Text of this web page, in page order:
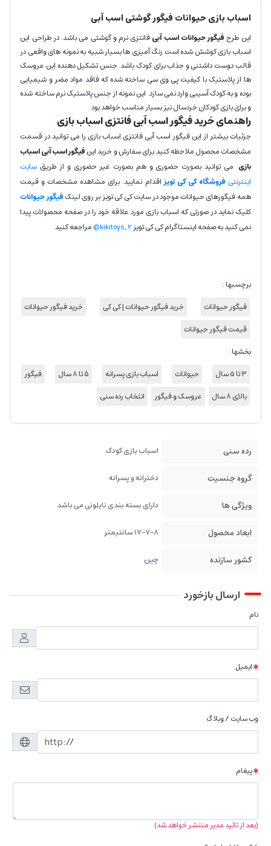
اسباب بازی حیوانات فیگور گوشتی اسب آبی
این طرح فیگور حیوانات اسب آبیفانتزی نرم و گوشتی می باشد. در طراحی این
اسباب بازی کوشش شده است رنگ‌ آمیزی ها بسیار شبیه به نمونه‌ های واقعی در
قالب دوست داشتنی و جذاب برای کودک باشد. جنس تشکیل دهنده این عروسک
ها از پلاستیک با کیفیت پی وی سی ساخته شده که فاقد مواد مضر و شیمیایی
بوده و به کودک آسیبی وارد نمی سازد. این نمونه از جنس پلاستیک نرم ساخته‌ شده
و برای بازی کودکان خردسال نیز بسیار مناسب خواهد بود.
راهنمای خرید فیگور اسب آبی فانتزی اسباب بازی
جزئیات بیشتر از این فیگور اسب آبی فانتزی اسباب بازی را می توانید در قسمت
مشخصات محصول ملاحظه کنید.برای سفارش و خرید اینفیگور اسب آبی اسباب
بازی می توانید بصورت حضوری و هم بصورت غیر حضوری و از طریق سایت
اینترنتی فروشگاه کی کی تویز اقدام نمایید. برای مشاهده مشخصات و قیمت
همه فیگورهای حیوانات موجود در سایت کی کی تویز بر روی لینکفیگور حیوانات
کلیک نماید.در صورتی که اسباب بازی مورد علاقه خود را در صفحه محصولات پیدا
نمی کنید به صفحه اینستاگرام کی کی تویزkikitoys_2@ مراجعه کنید.
برچسبها :
فیگور حیوانات
خرید فیگور حیوانات | کی کی
خرید فیگور حیوانات
قیمت فیگور حیوانات
بخشها :
3 تا 5 سال
حیوانات اسباب بازی پسرانه 5 تا 8 سال
فیگور
بالای 8 سال
عروسک و فیگور انتخاب رده سنی
رده سنی اسباب بازی کودک
گروه جنسیت دخترانه و پسرانه
ویژگی ها دارای بسته بندی نایلونی می باشد
ابعاد محصول 17-7-8 سانتیمتر
کشور سازنده چین
ارسال بازخورد
نام
ایمیل
وب سایت / وبلاگ
پیغام
(بعد از تائید مدیر منتشر خواهد شد)